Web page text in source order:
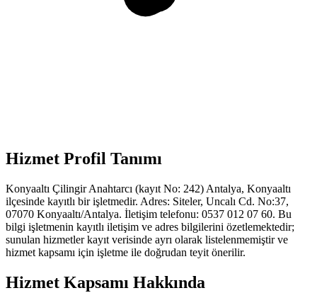
Hizmet Profil Tanımı
Konyaaltı Çilingir Anahtarcı (kayıt No: 242) Antalya, Konyaaltı
ilçesinde kayıtlı bir işletmedir. Adres: Siteler, Uncalı Cd. No:37,
07070 Konyaaltı/Antalya. İletişim telefonu: 0537 012 07 60. Bu
bilgi işletmenin kayıtlı iletişim ve adres bilgilerini özetlemektedir;
sunulan hizmetler kayıt verisinde ayrı olarak listelenmemiştir ve
hizmet kapsamı için işletme ile doğrudan teyit önerilir.
Hizmet Kapsamı Hakkında